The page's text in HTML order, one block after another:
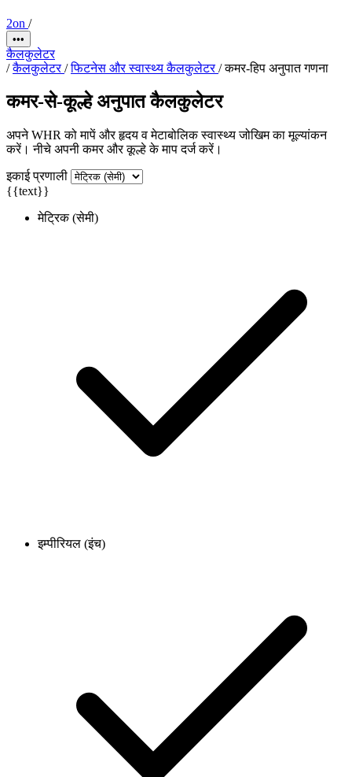
2on /
•••
कैलकुलेटर
/ कैलकुलेटर/ फिटनेस और स्वास्थ्य कैलकुलेटर/ कमर-हिप अनुपात गणना
कमर-से-कूल्हे अनुपात कैलकुलेटर
अपने WHR को मापें और हृदय व मेटाबोलिक स्वास्थ्य जोखिम का मूल्यांकन
करें। नीचे अपनी कमर और कूल्हे के माप दर्ज करें।
इकाई प्रणाली
{{text}}
मेट्रिक (सेमी)
इम्पीरियल (इंच)